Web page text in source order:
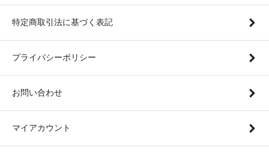
特定商取引法に基づく表記
プライバシーポリシー
お問い合わせ
マイアカウント